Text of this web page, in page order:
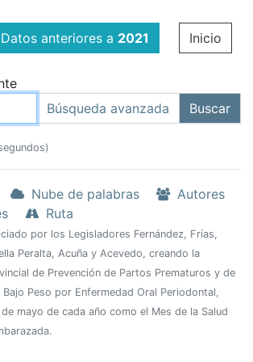
Datos anteriores a 2021 Inicio
Nube de palabras
Autores
Ruta
por los Legisladores Fernández, Frías,
Peralta, Acuña y Acevedo, creando la
de Prevención de Partos Prematuros y de
Bajo Peso por Enfermedad Oral Periodontal,
mayo de cada año como el Mes de la Salud